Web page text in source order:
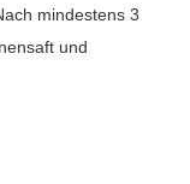
mindestens 3
und